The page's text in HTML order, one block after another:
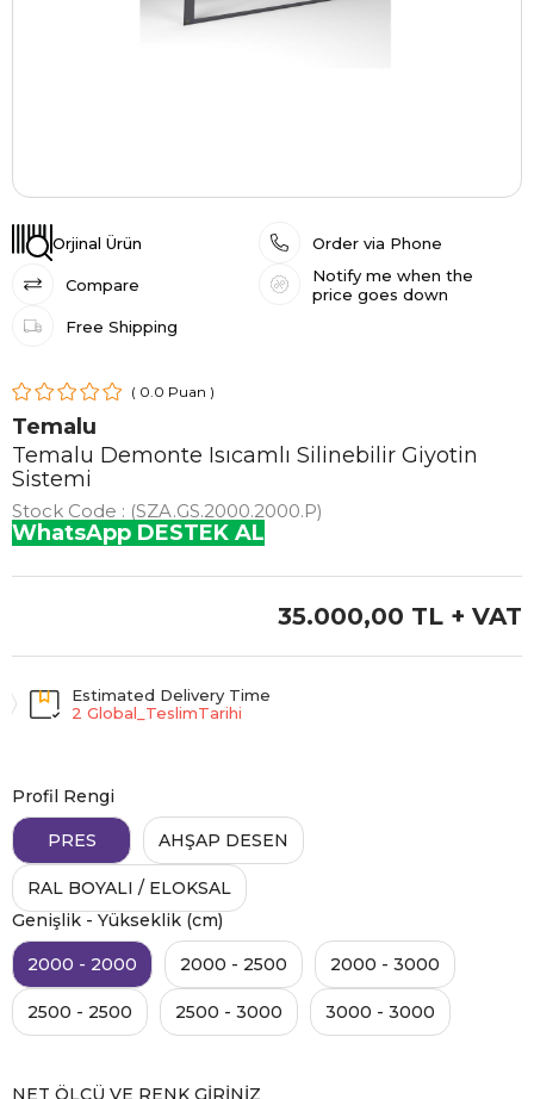
Orjinal Ürün Order via Phone
Compare
Notify me when the
price goes down
Free Shipping
0.0
Temalu
Temalu Demonte Isıcamlı Silinebilir Giyotin
Sistemi
Stock Code (SZA.GS.2000.2000.P)
WhatsApp DESTEK AL
35.000,00 TL + VAT
Estimated Delivery Time
2 Global_TeslimTarihi
Profil Rengi
PRES AHŞAP DESEN
RAL BOYALI / ELOKSAL
Genişlik - Yükseklik (cm)
2000 - 2000 2000 - 2500 2000 - 3000
2500 - 2500 2500 - 3000 3000 - 3000
NET ÖLÇÜ VE RENK GİRİNİZ